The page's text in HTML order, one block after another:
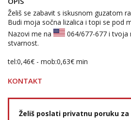
Čekam tvoj poziv!
Tel:
tel:0,93€ - mob:1,12€ min
Čekam tvoj poziv!
Čekam tvoj poziv!
Želiš se zabavit s iskusnom guzatom
Budi moja sočna lizalica i topi se pod
Nazovi me na
064/677-677 i tvoja
stvarnost.
tel:0,46€ - mob:0,63€ min
KONTAKT
Želiš poslati privatnu poruku za